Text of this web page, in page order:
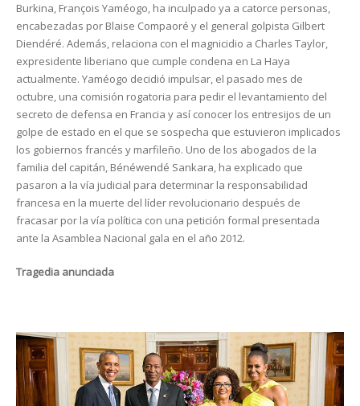
Burkina, François Yaméogo, ha inculpado ya a catorce personas,
encabezadas por Blaise Compaoré y el general golpista Gilbert
Diendéré. Además, relaciona con el magnicidio a Charles Taylor,
expresidente liberiano que cumple condena en La Haya
actualmente. Yaméogo decidió impulsar, el pasado mes de
octubre, una comisión rogatoria para pedir el levantamiento del
secreto de defensa en Francia y así conocer los entresijos de un
golpe de estado en el que se sospecha que estuvieron implicados
los gobiernos francés y marfileño. Uno de los abogados de la
familia del capitán, Bénéwendé Sankara, ha explicado que
pasaron a la vía judicial para determinar la responsabilidad
francesa en la muerte del líder revolucionario después de
fracasar por la vía política con una petición formal presentada
ante la Asamblea Nacional gala en el año 2012.
Tragedia anunciada